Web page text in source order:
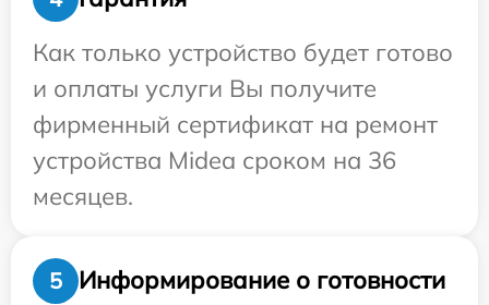
Как только устройство будет готово
и оплаты услуги Вы получите
фирменный сертификат на ремонт
устройства Midea сроком на 36
месяцев.
5
Информирование о готовности